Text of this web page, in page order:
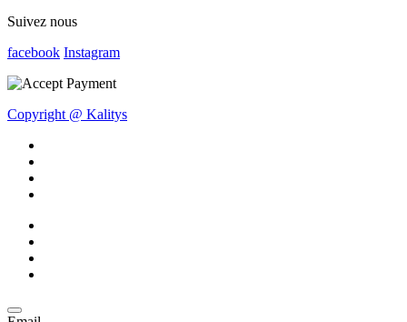
Suivez nous
facebook Instagram
Copyright @ Kalitys